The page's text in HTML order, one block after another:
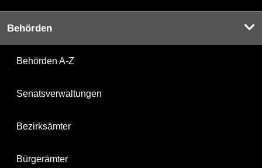
Behörden
Behörden A-Z
Senatsverwaltungen
Bezirksämter
Bürgerämter